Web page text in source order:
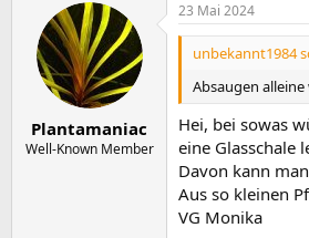
l
Plantamaniac
Well-Known Member
23 Mai 2024
unbekannt1984
Absaugen
Hei, bei sowas
eine Glasschale
Davon kann
Aus so kleinen
VG Monika